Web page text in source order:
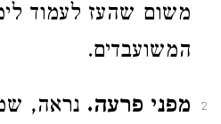
משום שהעז לעמוד
המשועבדים.
2 מפני פרעה. נראה,